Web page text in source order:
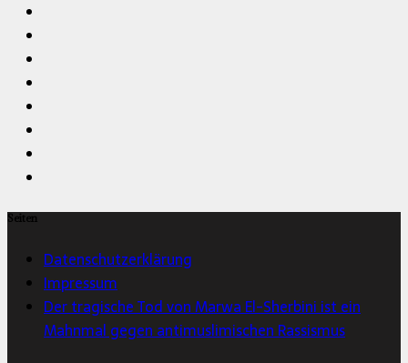
Seiten
Datenschutzerklärung
Impressum
Der tragische Tod von Marwa El-Sherbini ist ein
Mahnmal gegen antimuslimischen Rassismus